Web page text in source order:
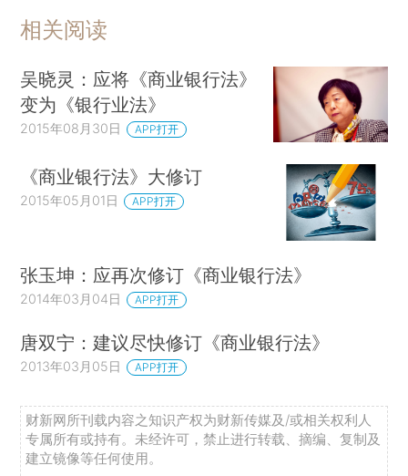
相关阅读
吴晓灵：应将《商业银行法》
变为《银行业法》
2015年08月30日 APP打开
《商业银行法》大修订
2015年05月01日 APP打开
张玉坤：应再次修订《商业银行法》
2014年03月04日 APP打开
唐双宁：建议尽快修订《商业银行法》
2013年03月05日 APP打开
财新网所刊载内容之知识产权为财新传媒及/或相关权利人
专属所有或持有。未经许可，禁止进行转载、摘编、复制及
建立镜像等任何使用。